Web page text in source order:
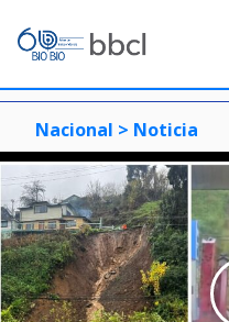
Nacional > Noticia